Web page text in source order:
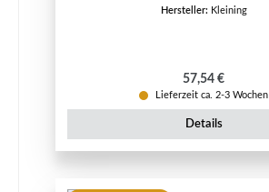
Hersteller: Kleining
Regulärer Preis:
57,54 €
Lieferzeit ca. 2-3 Wochen
Details